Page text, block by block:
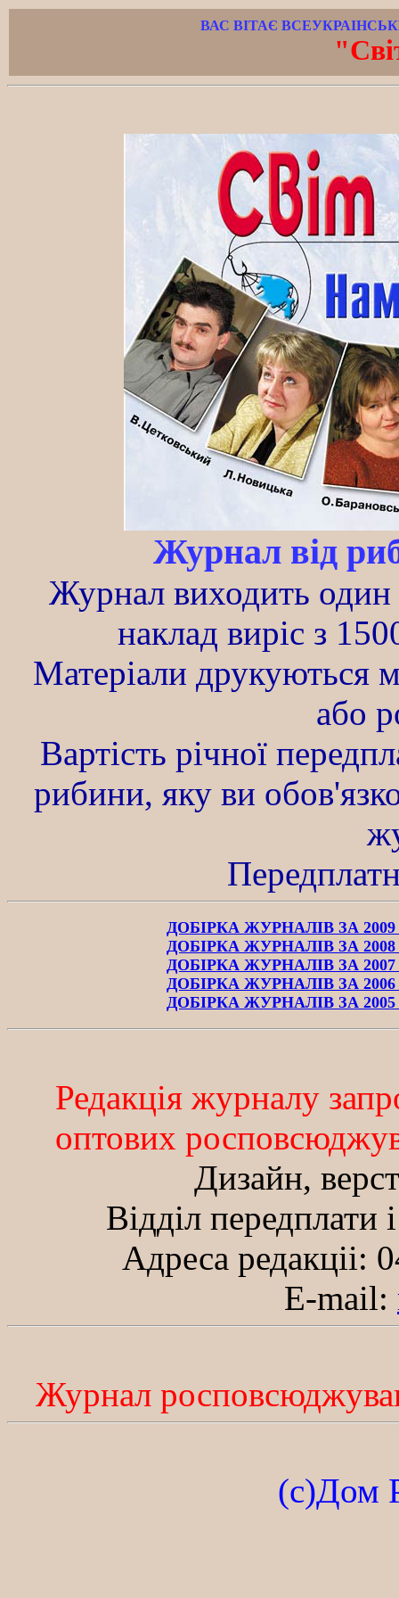
ВАС ВІТАЄ
Журнал вiд
Журнал виходить один
наклад вирiс з
Матерiали друкуються
або
Вартiсть рiчної
рибини, яку ви
ДОБIРКА ЖУРНАЛIВ ЗА
ДОБIРКА ЖУРНАЛIВ ЗА
ДОБIРКА ЖУРНАЛIВ ЗА
ДОБIРКА ЖУРНАЛIВ ЗА
ДОБIРКА ЖУРНАЛIВ ЗА
Редакцiя журналу
оптових
Дизайн,
Вiддiл передплати
Адреса редакцii:
E-mail:
Журнал
(с)Дом